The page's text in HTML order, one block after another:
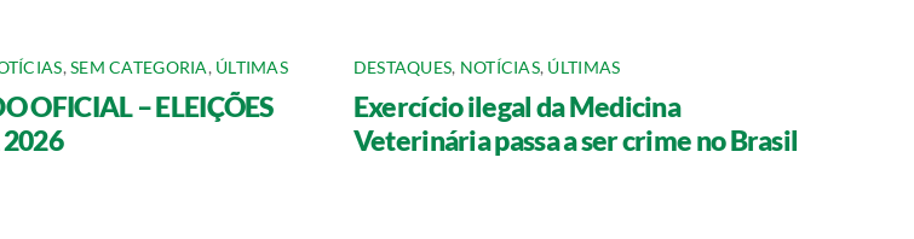
,SEM CATEGORIA, ÚLTIMAS
OFICIAL – ELEIÇÕES
DESTAQUES, NOTÍCIAS, ÚLTIMAS
Exercício ilegal da Medicina
Veterinária passa a ser crime no Brasil